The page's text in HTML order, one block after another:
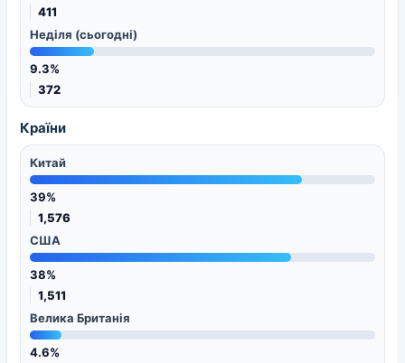
411
Неділя (сьогодні)
9.3%
372
Країни
Китай
39%
1,576
США
38%
1,511
Велика Британія
4.6%